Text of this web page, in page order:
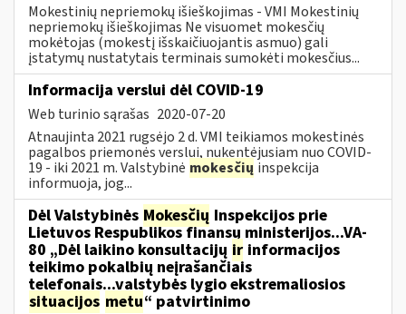
Mokestinių nepriemokų išieškojimas - VMI Mokestinių
nepriemokų išieškojimas Ne visuomet mokesčių
mokėtojas (mokestį išskaičiuojantis asmuo) gali
įstatymų nustatytais terminais sumokėti mokesčius...
Informacija verslui dėl COVID-19
Web turinio sąrašas 2020-07-20
Atnaujinta 2021 rugsėjo 2 d. VMI teikiamos mokestinės
pagalbos priemonės verslui, nukentėjusiam nuo COVID-
19 - iki 2021 m. Valstybinė mokesčių inspekcija
informuoja, jog...
Dėl Valstybinės Mokesčių Inspekcijos prie
Lietuvos Respublikos finansų ministerijos...VA-
80 „Dėl laikino konsultacijų ir informacijos
teikimo pokalbių neįrašančiais
telefonais...valstybės lygio ekstremaliosios
situacijos metu“ patvirtinimo